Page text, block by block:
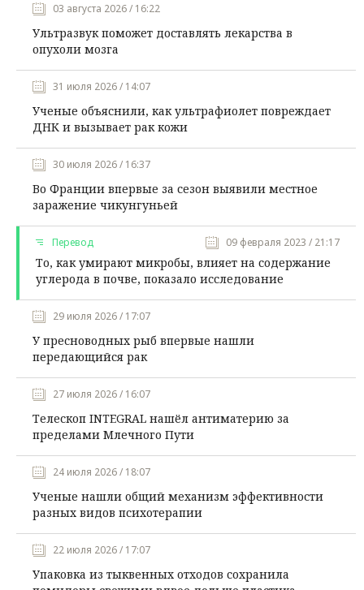
03 августа 2026 / 16:22
Ультразвук поможет доставлять лекарства в
опухоли мозга
31 июля 2026 / 14:07
Ученые объяснили, как ультрафиолет повреждает
ДНК и вызывает рак кожи
30 июля 2026 / 16:37
Во Франции впервые за сезон выявили местное
заражение чикунгуньей
Перевод 09 февраля 2023 / 21:17
То, как умирают микробы, влияет на содержание
углерода в почве, показало исследование
29 июля 2026 / 17:07
У пресноводных рыб впервые нашли
передающийся рак
27 июля 2026 / 16:07
Телескоп INTEGRAL нашёл антиматерию за
пределами Млечного Пути
24 июля 2026 / 18:07
Ученые нашли общий механизм эффективности
разных видов психотерапии
22 июля 2026 / 17:07
Упаковка из тыквенных отходов сохранила